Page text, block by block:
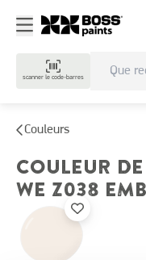
scanner le code-barres
Couleurs
COULEUR
WE Z038